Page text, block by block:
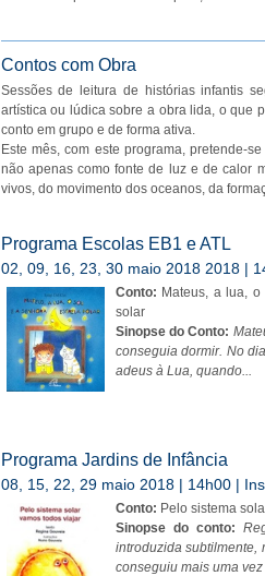
Contos com Obra
Sessões de leitura de histórias infantis
artística ou lúdica sobre a obra lida, o que
conto em grupo e de forma ativa.
Este mês, com este programa, pretende-
não apenas como fonte de luz e de calor
vivos, do movimento dos oceanos, da
Programa Escolas EB1 e ATL
02, 09, 16, 23, 30 maio 2018 2018 |
Conto: Mateus, a lua,
solar
Sinopse do Conto:
conseguia dormir. No
adeus à Lua, quando...
Programa Jardins de Infância
08, 15, 22, 29 maio 2018 | 14h00 |
Conto: Pelo sistema
Sinopse do conto:
introduzida
conseguiu mais uma